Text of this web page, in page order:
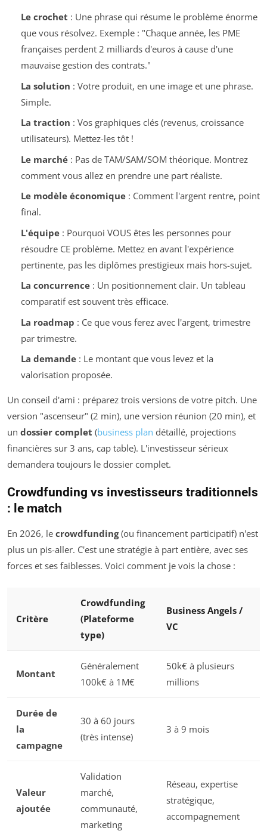
Le crochet : Une phrase qui résume le problème énorme
que vous résolvez. Exemple : "Chaque année, les PME
françaises perdent 2 milliards d'euros à cause d'une
mauvaise gestion des contrats."
La solution : Votre produit, en une image et une phrase.
Simple.
La traction : Vos graphiques clés (revenus, croissance
utilisateurs). Mettez-les tôt !
Le marché: Pas de TAM/SAM/SOM théorique. Montrez
comment vous allez en prendre une part réaliste.
Le modèle économique: Comment l'argent rentre, point
final.
L'équipe: Pourquoi VOUS êtes les personnes pour
résoudre CE problème. Mettez en avant l'expérience
pertinente, pas les diplômes prestigieux mais hors-sujet.
La concurrence: Un positionnement clair. Un tableau
comparatif est souvent très efficace.
La roadmap : Ce que vous ferez avec l'argent, trimestre
par trimestre.
La demande: Le montant que vous levez et la
valorisation proposée.
Un conseil d'ami : préparez trois versions de votre pitch. Une
version "ascenseur" (2 min), une version réunion (20 min), et
un dossier complet (business plan détaillé, projections
financières sur 3 ans, cap table). L'investisseur sérieux
demandera toujours le dossier complet.
Crowdfunding vs investisseurs traditionnels
: le match
En 2026, le crowdfunding(ou financement participatif) n'est
plus un pis-aller. C'est une stratégie à part entière, avec ses
forces et ses faiblesses. Voici comment je vois la chose :
Critère
Crowdfunding
(Plateforme
type)
Business Angels /
VC
Montant
Généralement
100k€ à 1M€
50k€ à plusieurs
millions
Durée de
la
campagne
30 à 60 jours
(très intense)
3 à 9 mois
Valeur
ajoutée
Validation
marché,
communauté,
marketing
Réseau, expertise
stratégique,
accompagnement